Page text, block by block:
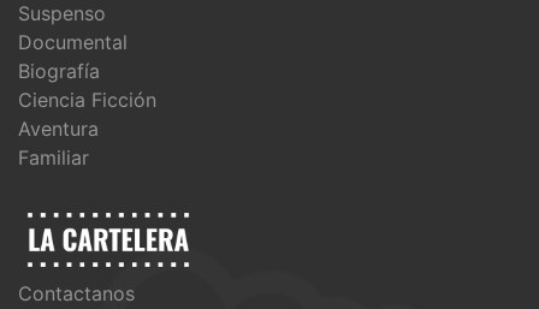
Suspenso
Documental
Biografía
Ciencia Ficción
Aventura
Familiar
Contactanos